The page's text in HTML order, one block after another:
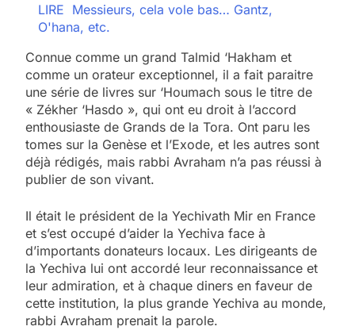
LIRE Messieurs, cela vole bas… Gantz,
O'hana, etc.
Connue comme un grand Talmid ‘Hakham et
comme un orateur exceptionnel, il a fait paraitre
une série de livres sur ‘Houmach sous le titre de
« Zékher ‘Hasdo », qui ont eu droit à l’accord
enthousiaste de Grands de la Tora. Ont paru les
tomes sur la Genèse et l’Exode, et les autres sont
déjà rédigés, mais rabbi Avraham n’a pas réussi à
publier de son vivant.
Il était le président de la Yechivath Mir en France
et s’est occupé d’aider la Yechiva face à
d’importants donateurs locaux. Les dirigeants de
la Yechiva lui ont accordé leur reconnaissance et
leur admiration, et à chaque diners en faveur de
cette institution, la plus grande Yechiva au monde,
rabbi Avraham prenait la parole.